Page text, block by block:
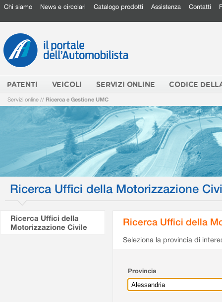
Chi siamo News e circolari Catalogo prodotti Assistenza Contatti
PATENTI VEICOLI SERVIZI ONLINE CODICE
Servizi online // Ricerca e Gestione UMC
Ricerca Uffici della Motorizzazione
Ricerca Uffici della
Motorizzazione Civile
Ricerca Uffici della
Seleziona la provincia di
Provincia